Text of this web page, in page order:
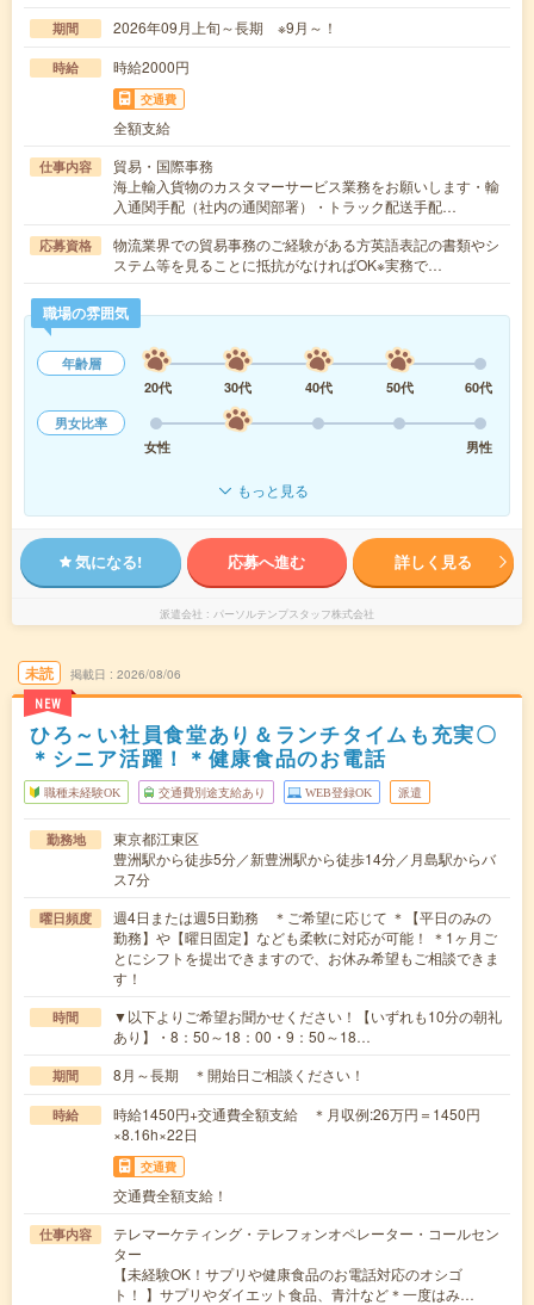
期間 2026年09月上旬～長期 ※9月～！
時給 時給2000円
交通費
全額支給
仕事内容
貿易・国際事務
海上輸入貨物のカスタマーサービス業務をお願いします・輸
入通関手配（社内の通関部署）・トラック配送手配…
応募資格
物流業界での貿易事務のご経験がある方英語表記の書類やシ
ステム等を見ることに抵抗がなければOK※実務で…
職場の雰囲気
年齢層
20代
30代 40代 50代
60代
男女比率
女性
男性
もっと見る
気になる! 応募へ進む 詳しく見る
派遣会社 パーソルテンプスタッフ株式会社
未読
NEW
掲載日 2026/08/06
ひろ～い社員食堂あり＆ランチタイムも充実〇
＊シニア活躍！＊健康食品のお電話
職種未経験OK 交通費別途支給あり WEB登録OK 派遣
勤務地
東京都江東区
豊洲駅から徒歩5分／新豊洲駅から徒歩14分／月島駅からバ
ス7分
曜日頻度
週4日または週5日勤務 ＊ご希望に応じて ＊【平日のみの
勤務】や【曜日固定】なども柔軟に対応が可能！ ＊1ヶ月ご
とにシフトを提出できますので、お休み希望もご相談できま
す！
時間
▼以下よりご希望お聞かせください！【いずれも10分の朝礼
あり】・8：50～18：00・9：50～18…
期間 8月～長期 ＊開始日ご相談ください！
時給
時給1450円+交通費全額支給 ＊月収例:26万円＝1450円
×8.16h×22日
交通費
交通費全額支給！
仕事内容
テレマーケティング・テレフォンオペレーター・コールセン
ター
【未経験OK！サプリや健康食品のお電話対応のオシゴ
ト！ 】サプリやダイエット食品、青汁など＊一度はみ…